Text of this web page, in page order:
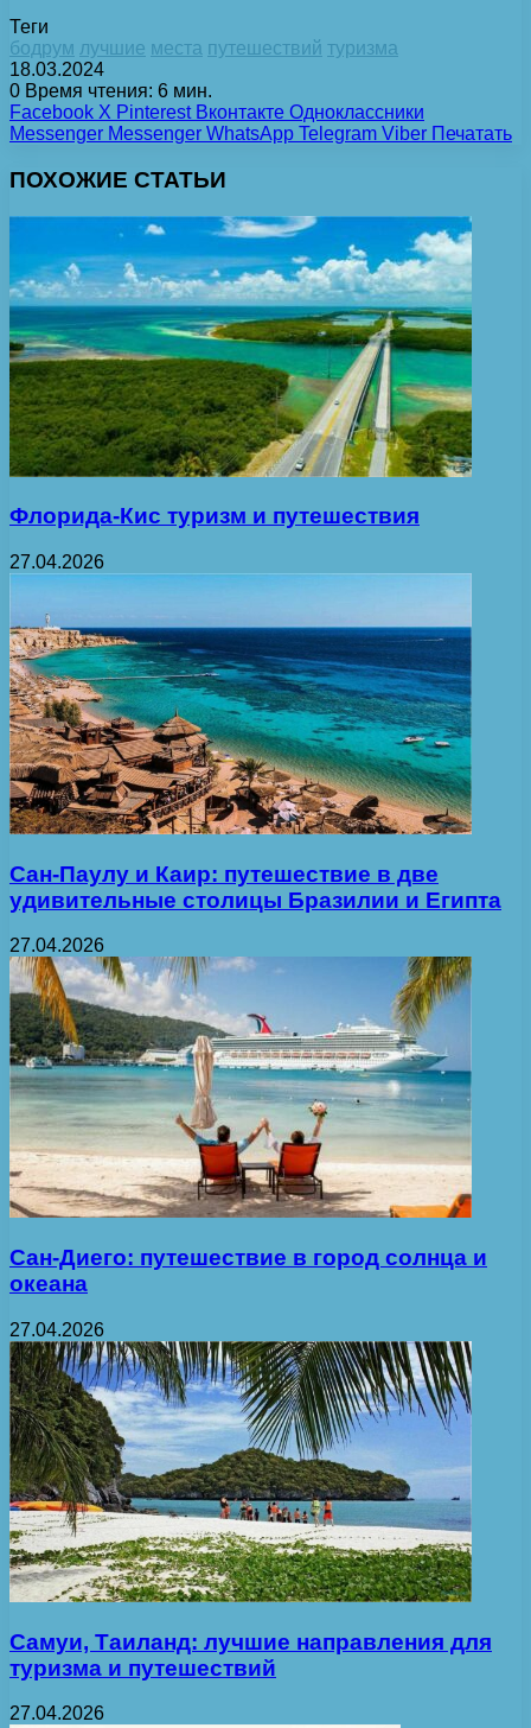
Теги
бодрум лучшие места путешествий туризма
18.03.2024
0 Время чтения: 6 мин.
Facebook X Pinterest Вконтакте Одноклассники
Messenger Messenger WhatsApp Telegram Viber Печатать
ПОХОЖИЕ СТАТЬИ
Флорида-Кис туризм и путешествия
27.04.2026
Сан-Паулу и Каир: путешествие в две
удивительные столицы Бразилии и Египта
27.04.2026
Сан-Диего: путешествие в город солнца и
океана
27.04.2026
Самуи, Таиланд: лучшие направления для
туризма и путешествий
27.04.2026